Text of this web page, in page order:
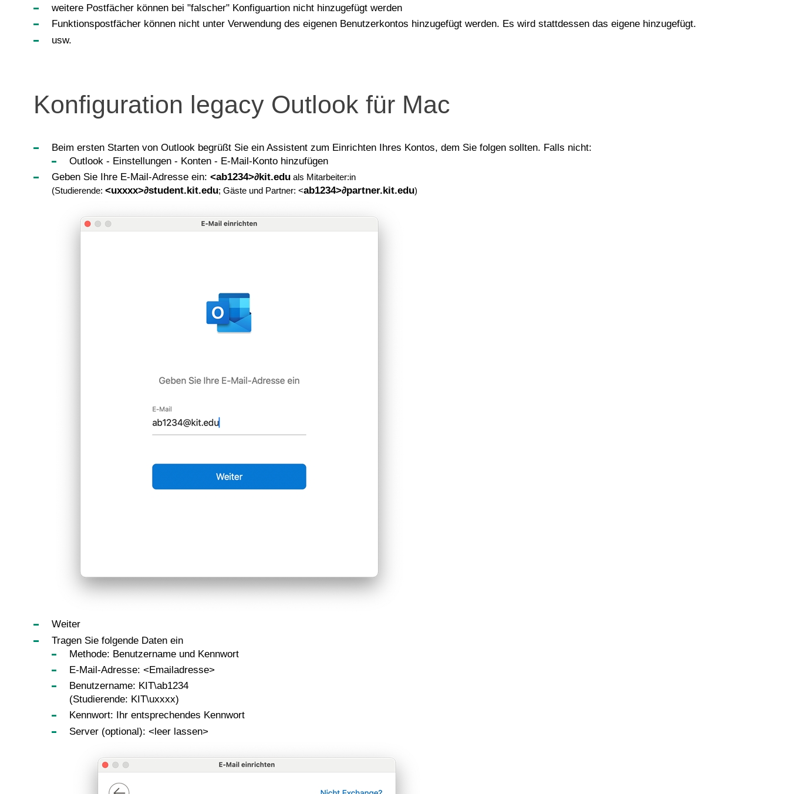
weitere Postfächer können bei "falscher" Konfiguartion nicht hinzugefügt werden
Funktionspostfächer können nicht unter Verwendung des eigenen Benutzerkontos hinzugefügt werden. Es wird stattdessen das eigene hinzugefügt.
usw.
Konfiguration legacy Outlook für Mac
Beim ersten Starten von Outlook begrüßt Sie ein Assistent zum Einrichten Ihres Kontos, dem Sie folgen sollten. Falls nicht:
Outlook - Einstellungen - Konten - E-Mail-Konto hinzufügen
Geben Sie Ihre E-Mail-Adresse ein: <ab1234>∂kit.eduals Mitarbeiter:in
(Studierende: <uxxxx>∂student.kit.edu; Gäste und Partner: <ab1234>∂partner.kit.edu)
Weiter
Tragen Sie folgende Daten ein
Methode: Benutzername und Kennwort
E-Mail-Adresse: <Emailadresse>
Benutzername: KIT\ab1234
(Studierende: KIT\uxxxx)
Kennwort: Ihr entsprechendes Kennwort
Server (optional): <leer lassen>